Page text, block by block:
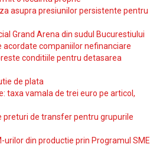
asupra presiunilor persistente pentru
Grand Arena din sudul Bucurestiului
acordate companiilor nefinanciare
conditiile pentru detasarea
de plata
taxa vamala de trei euro pe articol,
preturi de transfer pentru grupurile
din productie prin Programul SME